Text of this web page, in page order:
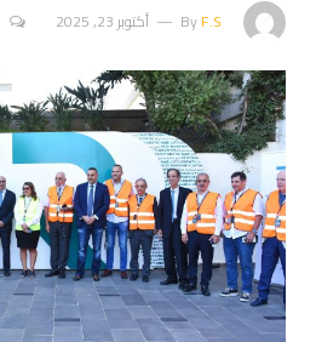
ByF.S أكتوبر 23, 2025